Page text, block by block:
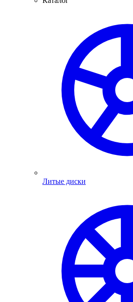
Литые диски